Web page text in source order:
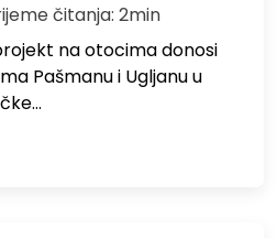
čitanja: 2min
na otocima donosi
Pašmanu i Ugljanu u